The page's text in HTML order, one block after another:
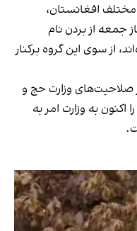
افغانستان،
جمعه از بردن نام
از سوی این گروه برکنار
صلاحیت‌های وزارت حج و
اکنون به وزارت امر به